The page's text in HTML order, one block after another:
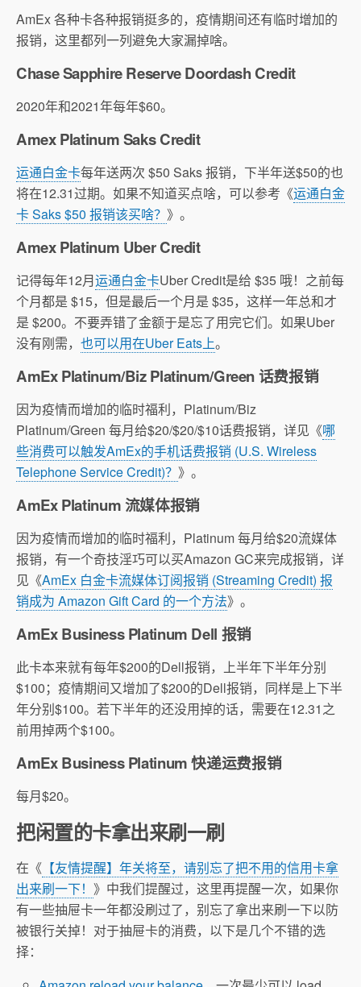
AmEx 各种卡各种报销挺多的，疫情期间还有临时增加的
报销，这里都列一列避免大家漏掉啥。
Chase Sapphire Reserve Doordash Credit
2020年和2021年每年$60。
Amex Platinum Saks Credit
运通白金卡每年送两次 $50 Saks 报销，下半年送$50的也
将在12.31过期。如果不知道买点啥，可以参考《运通白金
卡 Saks $50 报销该买啥？ 》。
Amex Platinum Uber Credit
记得每年12月运通白金卡Uber Credit是给 $35 哦！之前每
个月都是 $15，但是最后一个月是 $35，这样一年总和才
是 $200。不要弄错了金额于是忘了用完它们。如果Uber
没有刚需， 也可以用在Uber Eats上。
AmEx Platinum/Biz Platinum/Green 话费报销
因为疫情而增加的临时福利，Platinum/Biz
Platinum/Green 每月给$20/$20/$10话费报销，详见《哪
些消费可以触发AmEx的手机话费报销 (U.S. Wireless
Telephone Service Credit)？ 》。
AmEx Platinum 流媒体报销
因为疫情而增加的临时福利，Platinum 每月给$20流媒体
报销，有一个奇技淫巧可以买Amazon GC来完成报销，详
见《AmEx 白金卡流媒体订阅报销 (Streaming Credit) 报
销成为 Amazon Gift Card 的一个方法》。
AmEx Business Platinum Dell 报销
此卡本来就有每年$200的Dell报销，上半年下半年分别
$100；疫情期间又增加了$200的Dell报销，同样是上下半
年分别$100。若下半年的还没用掉的话，需要在12.31之
前用掉两个$100。
AmEx Business Platinum 快递运费报销
每月$20。
把闲置的卡拿出来刷一刷
在《 【友情提醒】年关将至，请别忘了把不用的信用卡拿
出来刷一下！ 》中我们提醒过，这里再提醒一次，如果你
有一些抽屉卡一年都没刷过了，别忘了拿出来刷一下以防
被银行关掉！对于抽屉卡的消费，以下是几个不错的选
择：